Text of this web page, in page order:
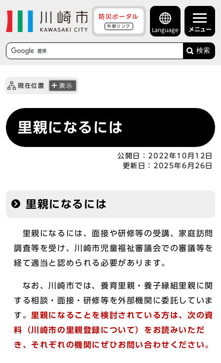
防災ポータル
外部リンク
Language メニュー
検索
現在位置 表示
里親になるには
公開日： 2022年10月12日
更新日： 2025年6月26日
里親になるには
里親になるには、面接や研修等の受講、家庭訪問
調査等を受け、川崎市児童福祉審議会での審議等を
経て適当と認められる必要があります。
なお、川崎市では、養育里親・養子縁組里親に関
する相談・面接・研修等を外部機関に委託していま
す。 里親になることを検討されている方は、次の資
料（川崎市の里親登録について）をお読みいただ
き、それぞれの機関にぜひお問い合わせください。